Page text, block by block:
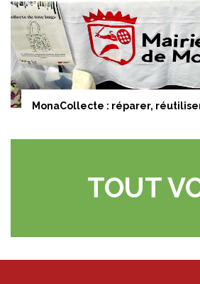
MonaCollecte : réparer,
TOUT